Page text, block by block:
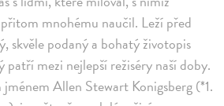
mnohému naučil. Leží před
skvěle podaný a bohatý životopis
mezi nejlepší režiséry naší doby.
Allen Stewart Konigsberg (*1.